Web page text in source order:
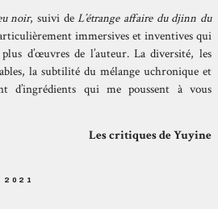
noir, suivi deL’étrange affaire du djinn du
immersives et inventives qui
d’œuvres de l’auteur. La diversité, les
la subtilité du mélange uchronique et
d’ingrédients qui me poussent à vous
Les critiques de Yuyine
2021